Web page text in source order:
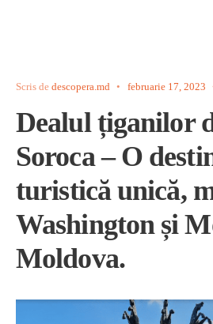
Scris de descopera.md • februarie 17, 2023
Dealul țiganilor
Soroca – O
turistică unică,
Washington și
Moldova.